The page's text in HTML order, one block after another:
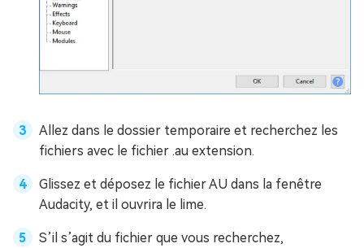
Allez dans le dossier temporaire et recherchez les
fichiers avec le fichier .au extension.
Glissez et déposez le fichier AU dans la fenêtre
Audacity, et il ouvrira le lime.
S’il s’agit du fichier que vous recherchez,